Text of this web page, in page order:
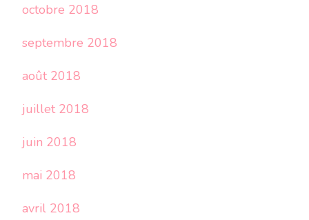
octobre 2018
septembre 2018
août 2018
juillet 2018
juin 2018
mai 2018
avril 2018